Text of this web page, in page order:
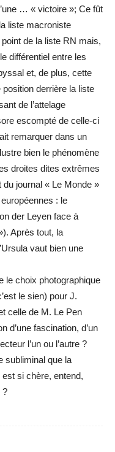
… « victoire »; Ce fût
liste macroniste
de la liste RN mais,
différentiel entre les
et, de plus, cette
position derrière la liste
de l’attelage
escompté de celle-ci
remarquer dans un
bien le phénomène
droites dites extrêmes
journal « Le Monde »
: le
der Leyen face à
Après tout, la
vaut bien une
le choix photographique
le sien) pour J.
celle de M. Le Pen
d’une fascination, d’un
l’un ou l’autre ?
subliminal que la
si chère, entend,
?